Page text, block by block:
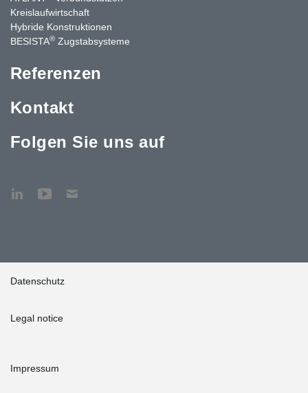
Kreislaufwirtschaft
Hybride Konstruktionen
BESISTA® Zugstabsysteme
Referenzen
Kontakt
Folgen Sie uns auf
Datenschutz
Legal notice
Impressum